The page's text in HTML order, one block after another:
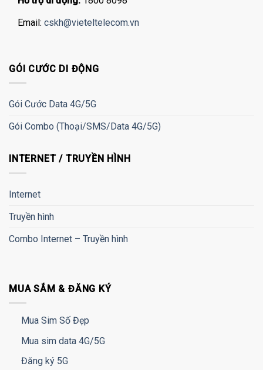
Email: cskh@vieteltelecom.vn
GÓI CƯỚC DI ĐỘNG
Gói Cước Data 4G/5G
Gói Combo (Thoại/SMS/Data 4G/5G)
INTERNET / TRUYỀN HÌNH
Internet
Truyền hình
Combo Internet – Truyền hình
MUA SẮM & ĐĂNG KÝ
Mua Sim Số Đẹp
Mua sim data 4G/5G
Đăng ký 5G